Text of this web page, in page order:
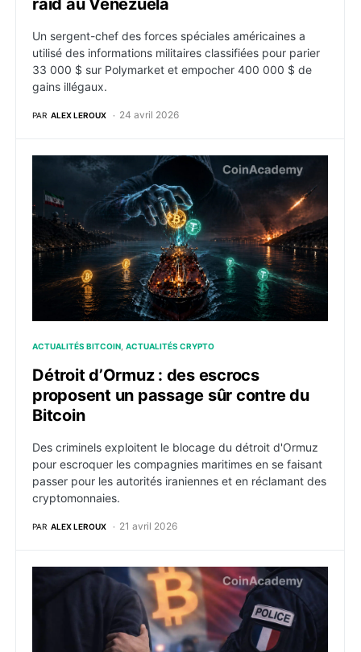
raid au Venezuela
Un sergent-chef des forces spéciales américaines a
utilisé des informations militaires classifiées pour parier
33 000 $ sur Polymarket et empocher 400 000 $ de
gains illégaux.
PAR ALEX LEROUX 24 avril 2026
Détroit d’Ormuz : des escrocs proposent un
ACTUALITÉS BITCOIN ACTUALITÉS CRYPTO
Détroit d’Ormuz : des escrocs
proposent un passage sûr contre du
Bitcoin
Des criminels exploitent le blocage du détroit d'Ormuz
pour escroquer les compagnies maritimes en se faisant
passer pour les autorités iraniennes et en réclamant des
cryptomonnaies.
PAR ALEX LEROUX 21 avril 2026
Enlèvements crypto : la France concentre 70% des